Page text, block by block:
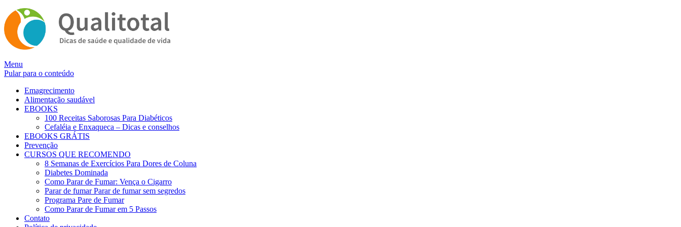
Alternar
navegação
Menu
Pular para o conteúdo
Emagrecimento
Alimentação saudável
EBOOKS
100 Receitas Saborosas Para Diabéticos
Cefaléia e Enxaqueca – Dicas e conselhos
EBOOKS GRÁTIS
Prevenção
CURSOS QUE RECOMENDO
8 Semanas de Exercícios Para Dores de Coluna
Diabetes Dominada
Como Parar de Fumar: Vença o Cigarro
Parar de fumar Parar de fumar sem segredos
Programa Pare de Fumar
Como Parar de Fumar em 5 Passos
Contato